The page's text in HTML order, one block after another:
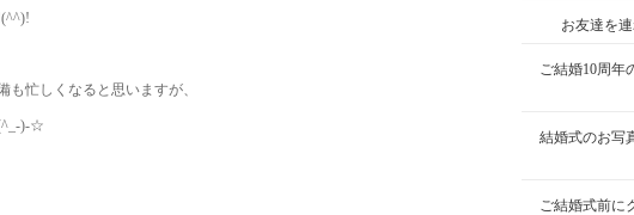
忙しくなると思いますが、
)-☆
お友達を
ご結婚10周年
結婚式のお写
ご結婚式前に